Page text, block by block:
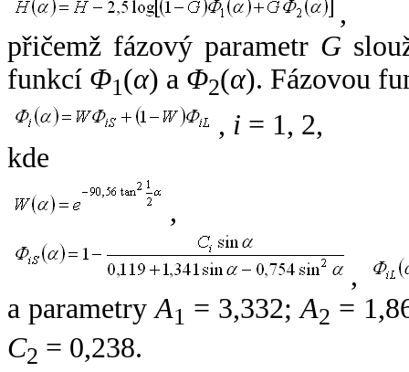
,
přičemž fázový parametr G
funkcí Φ1(α) a Φ2(α). Fázovou
, i = 1, 2,
kde
,
,
a parametryA1 = 3,332;A2 =
C2 = 0,238.